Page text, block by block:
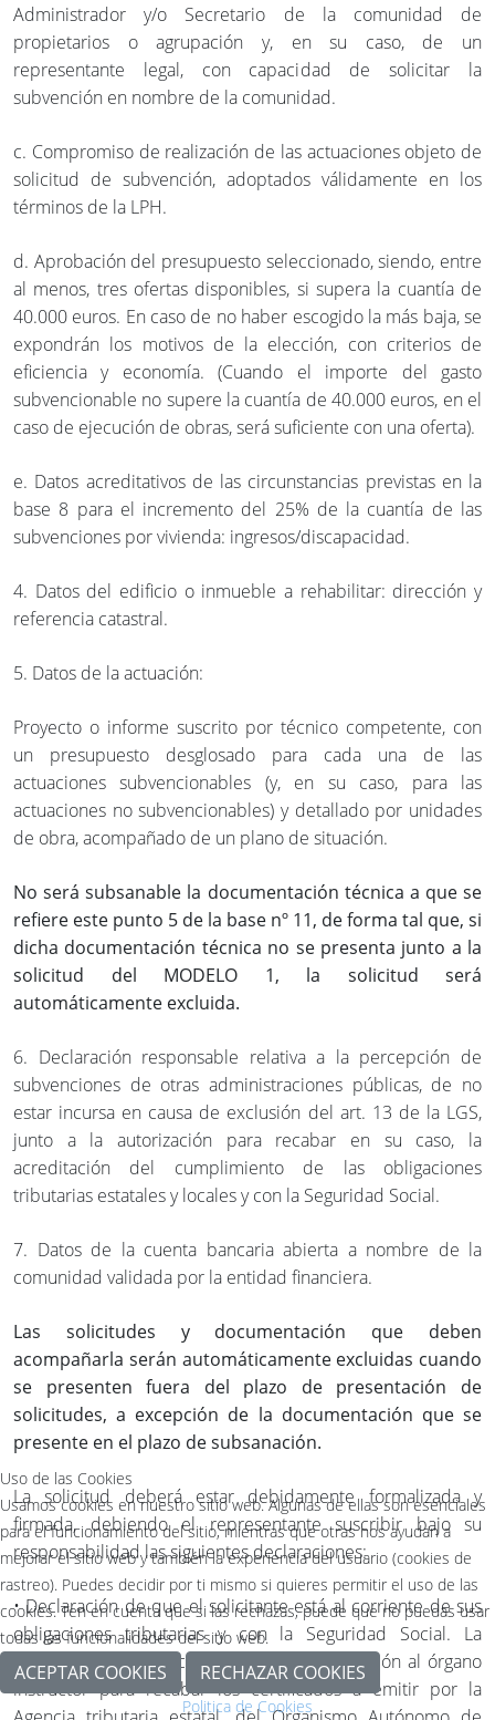
Administrador y/o Secretario de la comunidad de
propietarios o agrupación y, en su caso, de un
representante legal, con capacidad de solicitar la
subvención en nombre de la comunidad.
c. Compromiso de realización de las actuaciones objeto de
solicitud de subvención, adoptados válidamente en los
términos de la LPH.
d. Aprobación del presupuesto seleccionado, siendo, entre
al menos, tres ofertas disponibles, si supera la cuantía de
40.000 euros. En caso de no haber escogido la más baja, se
expondrán los motivos de la elección, con criterios de
eficiencia y economía. (Cuando el importe del gasto
subvencionable no supere la cuantía de 40.000 euros, en el
caso de ejecución de obras, será suficiente con una oferta).
e. Datos acreditativos de las circunstancias previstas en la
base 8 para el incremento del 25% de la cuantía de las
subvenciones por vivienda: ingresos/discapacidad.
4. Datos del edificio o inmueble a rehabilitar: dirección y
referencia catastral.
5. Datos de la actuación:
Proyecto o informe suscrito por técnico competente, con
un presupuesto desglosado para cada una de las
actuaciones subvencionables (y, en su caso, para las
actuaciones no subvencionables) y detallado por unidades
de obra, acompañado de un plano de situación.
No será subsanable la documentación técnica a que se
refiere este punto 5 de la base nº 11, de forma tal que, si
dicha documentación técnica no se presenta junto a la
solicitud del MODELO 1, la solicitud será
automáticamente excluida.
6. Declaración responsable relativa a la percepción de
subvenciones de otras administraciones públicas, de no
estar incursa en causa de exclusión del art. 13 de la LGS,
junto a la autorización para recabar en su caso, la
acreditación del cumplimiento de las obligaciones
tributarias estatales y locales y con la Seguridad Social.
7. Datos de la cuenta bancaria abierta a nombre de la
comunidad validada por la entidad financiera.
Las solicitudes y documentación que deben
acompañarla serán automáticamente excluidas cuando
se presenten fuera del plazo de presentación de
solicitudes, a excepción de la documentación que se
presente en el plazo de subsanación.
La solicitud deberá estar debidamente formalizada y
firmada, debiendo el representante suscribir bajo su
responsabilidad las siguientes declaraciones:
• Declaración de que el solicitante está al corriente de sus
obligaciones tributarias y con la Seguridad Social. La
presentación de solicitud incluirá la autorización al órgano
instructor para recabar los certificados a emitir por la
Uso de las Cookies
Usamos cookies en nuestro sitio web. Algunas de ellas son esenciales
para el funcionamiento del sitio, mientras que otras nos ayudan a
mejorar el sitio web y también la experiencia del usuario (cookies de
rastreo). Puedes decidir por ti mismo si quieres permitir el uso de las
cookies. Ten en cuenta que si las rechazas, puede que no puedas usar
todas las funcionalidades del sitio web.
ACEPTAR COOKIES RECHAZAR COOKIES
Politica de Cookies